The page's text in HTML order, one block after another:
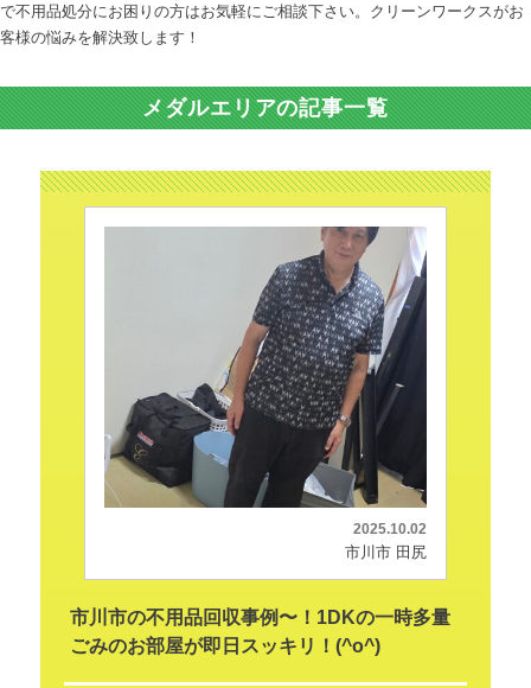
で不用品処分にお困りの方はお気軽にご相談下さい。クリーンワークスがお
客様の悩みを解決致します！
メダルエリアの記事一覧
2025.10.02
市川市 田尻
市川市の不用品回収事例〜！1DKの一時多量
ごみのお部屋が即日スッキリ！(^o^)